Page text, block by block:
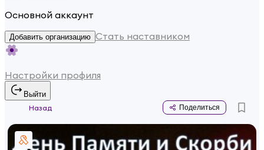
Основной аккаунт
Добавить организацию Стать наставником
Настройки профиля
Выйти
Назад
Поделиться